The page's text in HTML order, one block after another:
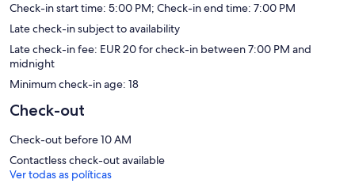
Check-in start time: 5:00 PM; Check-in end time: 7:00 PM
Late check-in subject to availability
Late check-in fee: EUR 20 for check-in between 7:00 PM and
midnight
Minimum check-in age: 18
Check-out
Check-out before 10 AM
Contactless check-out available
Ver todas as políticas